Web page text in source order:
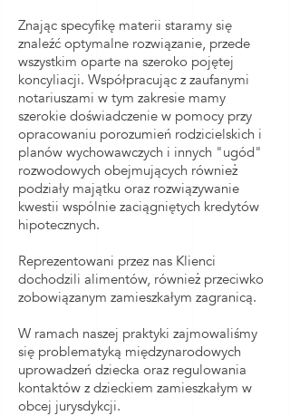
Znając specyfikę materii staramy się
znaleźć optymalne rozwiązanie, przede
wszystkim oparte na szeroko pojętej
koncyliacji. Współpracując z zaufanymi
notariuszami w tym zakresie mamy
szerokie doświadczenie w pomocy przy
opracowaniu porozumień rodzicielskich i
planów wychowawczych i innych "ugód"
rozwodowych obejmujących również
podziały majątku oraz rozwiązywanie
kwestii wspólnie zaciągniętych kredytów
hipotecznych.
Reprezentowani przez nas Klienci
dochodzili alimentów, również przeciwko
zobowiązanym zamieszkałym zagranicą.
W ramach naszej praktyki zajmowaliśmy
się problematyką międzynarodowych
uprowadzeń dziecka oraz regulowania
kontaktów z dzieckiem zamieszkałym w
obcej jurysdykcji.